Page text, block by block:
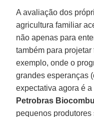
A avaliação dos
agricultura familiar
não apenas para
também para
exemplo, onde o
grandes esperanças
expectativa agora é
Petrobras
pequenos